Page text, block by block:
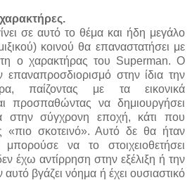
σε αυτό το θέμα και ήδη μεγάλο
κοινού θα επαναστατήσει με
ο χαρακτήρας του Superman. Ο
επαναπροσδιορισμό στην ίδια την
παίζοντας με τα εικονικά
προσπαθώντας να δημιουργήσει
στην σύγχρονη εποχή, κάτι που
«πιο σκοτεινό». Αυτό δε θα ήταν
να το στοιχειοθετήσει
έχω αντίρρηση στην εξέλιξη ή την
βγάζει νόημα ή έχει ουσιαστικό